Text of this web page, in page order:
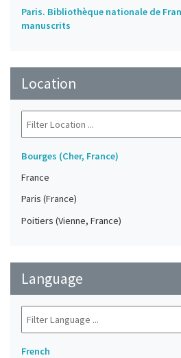
Paris. Bibliothèque nationale de
manuscrits
Location
Bourges (Cher, France)
France
Paris (France)
Poitiers (Vienne, France)
Language
French